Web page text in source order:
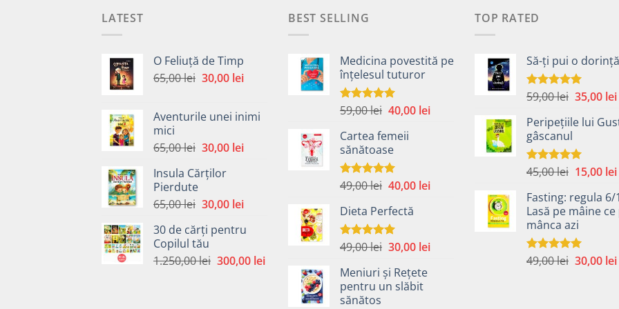
LATEST
O Feliuță de Timp
65,00lei Prețul
fost:
30,00 leiPrețul
30,00 lei.
Aventurile unei inimi
mici
65,00lei Prețul
a
65,00 lei.
30,00 leiPrețul
Insula Cărților
Pierdute
65,00lei Prețul
a
fost:
65,00 lei.
30,00 leiPrețul
este:
30 de cărți pentru
Copilul tău
1.250,00lei Prețul
300,00 leiPrețul
300,00 lei.
BEST SELLING
Medicina povestită pe
înțelesul tuturor
Evaluat la
59,00lei Prețul
a
fost:
59,00 lei.
40,00 leiPrețul
Cartea femeii
sănătoase
Evaluat la
49,00lei Prețul
a
fost:
49,00 lei.
40,00 leiPrețul
Dieta Perfectă
Evaluat la
49,00lei Prețul
a
fost:
30,00 leiPrețul
Meniuri și Rețete
pentru un slăbit
sănătos
TOP RATED
Să-ți pui o dorință
Evaluat la
59,00lei Prețul
a
59,00 lei.
35,00 lei
Peripețiile lui
gâscanul
Evaluat la
45,00lei Prețul
a
fost:
45,00 lei.
15,00 lei
Fasting: regula 6/
Lasă pe mâine
mânca azi
Evaluat la
49,00lei Prețul
30,00 lei